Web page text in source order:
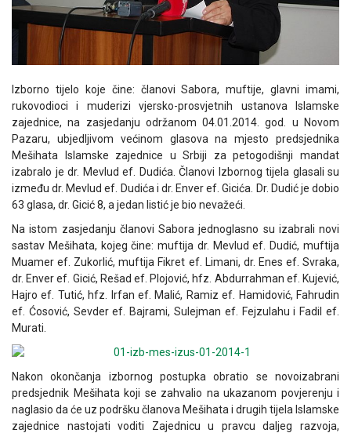
Izborno tijelo koje čine: članovi Sabora, muftije, glavni imami,
rukovodioci i muderizi vjersko-prosvjetnih ustanova Islamske
zajednice, na zasjedanju održanom 04.01.2014. god. u Novom
Pazaru, ubjedljivom većinom glasova na mjesto predsjednika
Mešihata Islamske zajednice u Srbiji za petogodišnji mandat
izabralo je dr. Mevlud ef. Dudića. Članovi Izbornog tijela glasali su
između dr. Mevlud ef. Dudića i dr. Enver ef. Gicića. Dr. Dudić je dobio
63 glasa, dr. Gicić 8, a jedan listić je bio nevažeći.
Na istom zasjedanju članovi Sabora jednoglasno su izabrali novi
sastav Mešihata, kojeg čine: muftija dr. Mevlud ef. Dudić, muftija
Muamer ef. Zukorlić, muftija Fikret ef. Limani, dr. Enes ef. Svraka,
dr. Enver ef. Gicić, Rešad ef. Plojović, hfz. Abdurrahman ef. Kujević,
Hajro ef. Tutić, hfz. Irfan ef. Malić, Ramiz ef. Hamidović, Fahrudin
ef. Ćosović, Sevder ef. Bajrami, Sulejman ef. Fejzulahu i Fadil ef.
Murati.
Nakon okončanja izbornog postupka obratio se novoizabrani
predsjednik Mešihata koji se zahvalio na ukazanom povjerenju i
naglasio da će uz podršku članova Mešihata i drugih tijela Islamske
zajednice nastojati voditi Zajednicu u pravcu daljeg razvoja,